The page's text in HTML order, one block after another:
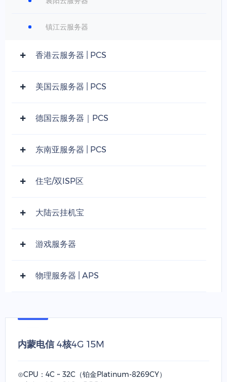
镇江云服务器
香港云服务器 | PCS
美国云服务器 | PCS
德国云服务器｜PCS
东南亚服务器 | PCS
住宅/双ISP区
大陆云挂机宝
游戏服务器
物理服务器 | APS
内蒙电信 4核4G 15M
⊙CPU：4C ~ 32C（铂金Platinum-8269CY）